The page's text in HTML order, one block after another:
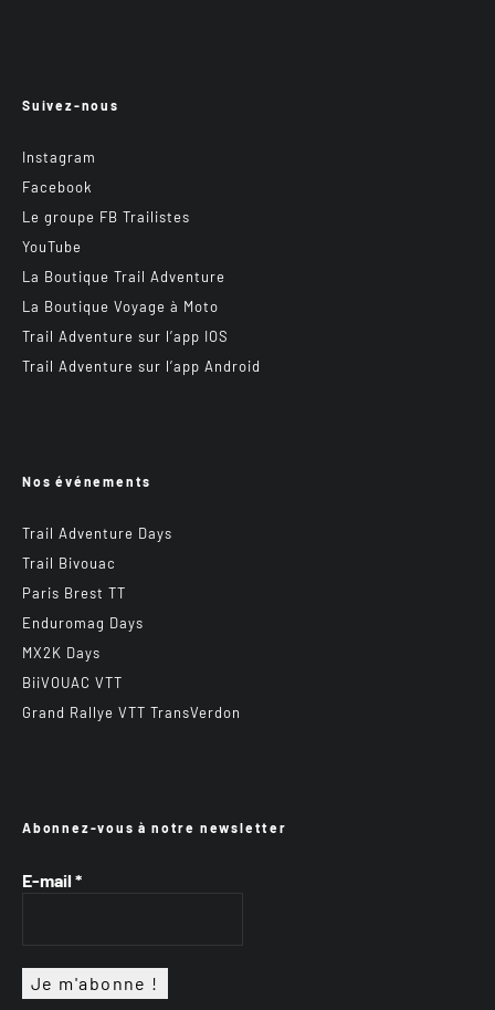
Suivez-nous
Instagram
Facebook
Le groupe FB Trailistes
YouTube
La Boutique Trail Adventure
La Boutique Voyage à Moto
Trail Adventure sur l’app IOS
Trail Adventure sur l’app Android
Nos événements
Trail Adventure Days
Trail Bivouac
Paris Brest TT
Enduromag Days
MX2K Days
BiiVOUAC VTT
Grand Rallye VTT TransVerdon
Abonnez-vous à notre newsletter
E-mail *